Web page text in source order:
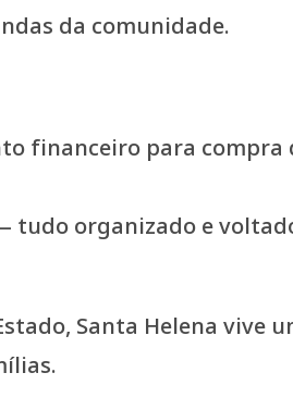
da comunidade.
financeiro para compra
tudo organizado e
Santa Helena vive